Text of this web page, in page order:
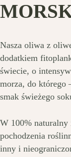
Nasza oliwa z
dodatkiem
świecie, o
morza, do którego
smak świeżego
W 100% naturalny
pochodzenia
inny i